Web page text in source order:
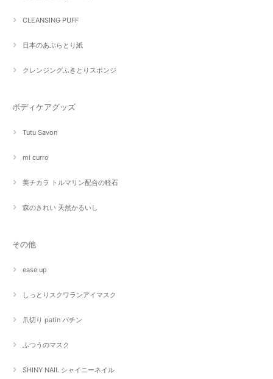
CLEANSING PUFF
日本のあぶらとり紙
クレンジングふきとりスポンジ
ボディケアグッズ
Tutu Savon
mi curro
美チカラ トルマリン配合の軽石
森のきれい 天然かるいし
その他
ease up
しっとりスクワランアイマスク
爪切り patin パチン
ふつうのマスク
SHINY NAIL シャイニーネイル